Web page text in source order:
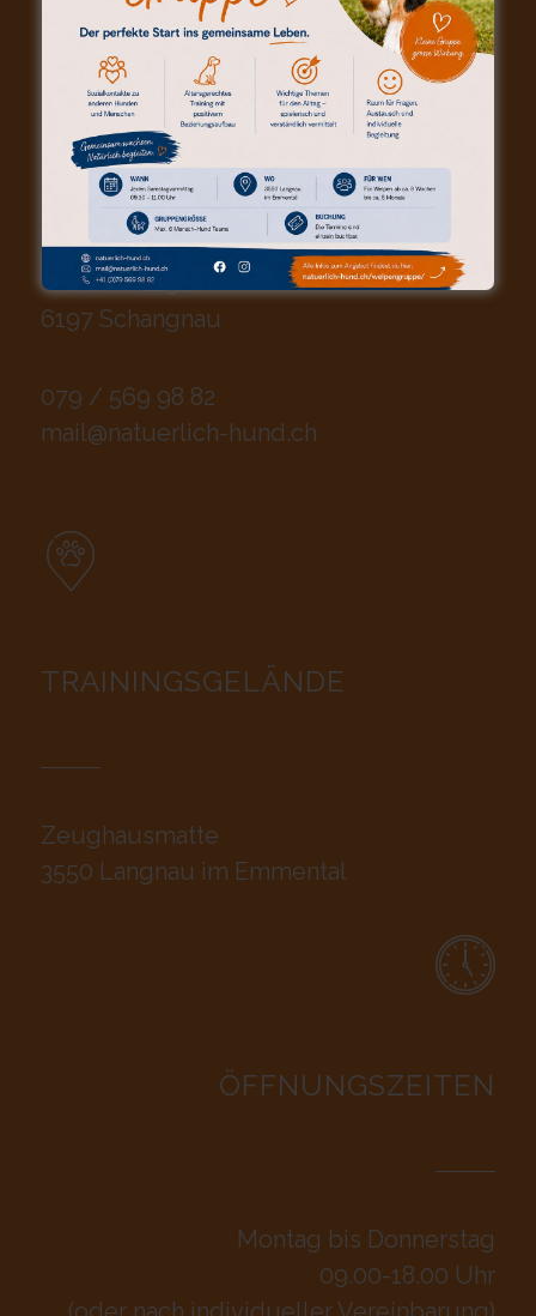
KONTAKT (POSTANSCHRIFT)
Natürlich-Hund | Andreas Hofstetter
Waldruh 129d
6197 Schangnau
079 / 569 98 82
mail@natuerlich-hund.ch
TRAININGSGELÄNDE
Zeughausmatte
3550 Langnau im Emmental
ÖFFNUNGSZEITEN
Montag bis Donnerstag
09.00-18.00 Uhr